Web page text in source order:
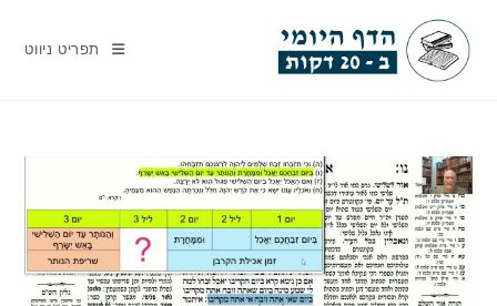
content
תפריט ניווט